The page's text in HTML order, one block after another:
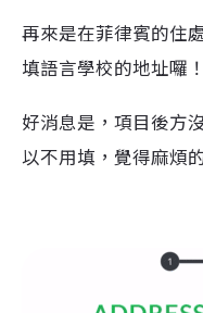
再來是在菲律賓的住
填語言學校的地址囉！
好消息是，項目後方
以不用填，覺得麻煩